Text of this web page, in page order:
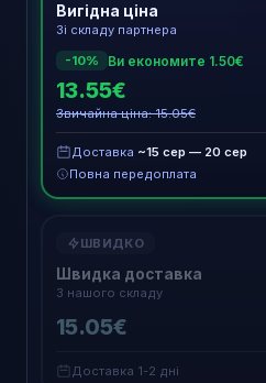
Вигідна ціна
Зі складу партнера
-10%
Ви економите 1.50€
13.55€
Звичайна ціна: 15.05€
Доставка ~15 сер — 20 сер
Повна передоплата
ШВИДКО
Швидка доставка
З нашого складу
15.05€
Доставка 1-2 дні